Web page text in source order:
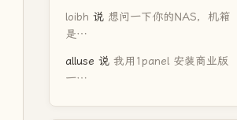
loibh 说 想问一下你的NAS，机箱
是…
alluse 说 我用1panel 安装商业版
一…